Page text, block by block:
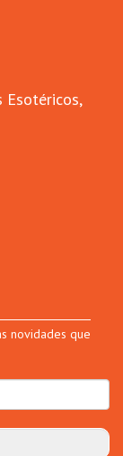
Esotéricos,
novidades que